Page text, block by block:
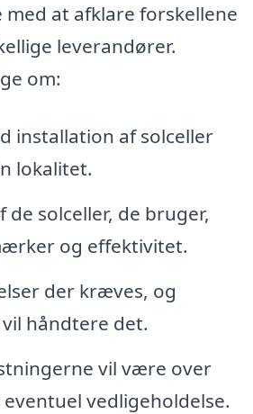
at afklare forskellene
leverandører.
om:
installation af solceller
lokalitet.
de solceller, de bruger,
og effektivitet.
der kræves, og
håndtere det.
vil være over
vedligeholdelse.